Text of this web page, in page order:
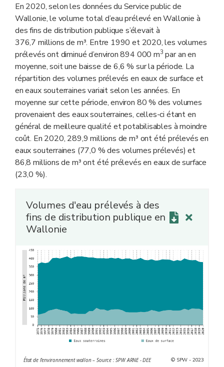
En 2020, selon les données du Service public de
Wallonie, le volume total d’eau prélevé en Wallonie à
des fins de distribution publique s’élevait à
376,7 millions de m³. Entre 1990 et 2020, les volumes
prélevés ont diminué d’environ 894 000 m3 par an en
moyenne, soit une baisse de 6,6 % sur la période. La
répartition des volumes prélevés en eaux de surface et
en eaux souterraines variait selon les années. En
moyenne sur cette période, environ 80 % des volumes
provenaient des eaux souterraines, celles-ci étant en
général de meilleure qualité et potabilisables à moindre
coût. En 2020, 289,9 millions de m³ ont été prélevés en
eaux souterraines (77,0 % des volumes prélevés) et
86,8 millions de m³ ont été prélevés en eaux de surface
(23,0 %).
Volumes d'eau prélevés à des
fins de distribution publique en
Wallonie
État de l'environnement wallon – Source : SPW ARNE - DEE © SPW - 2023